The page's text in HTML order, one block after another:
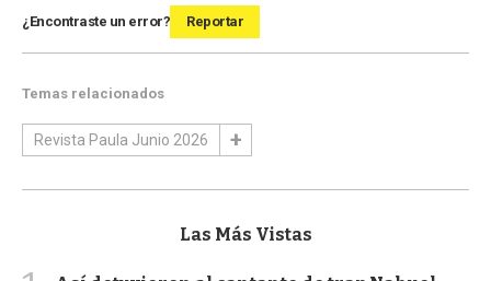
¿Encontraste un error? Reportar
Temas relacionados
Revista Paula Junio 2026
Las Más Vistas